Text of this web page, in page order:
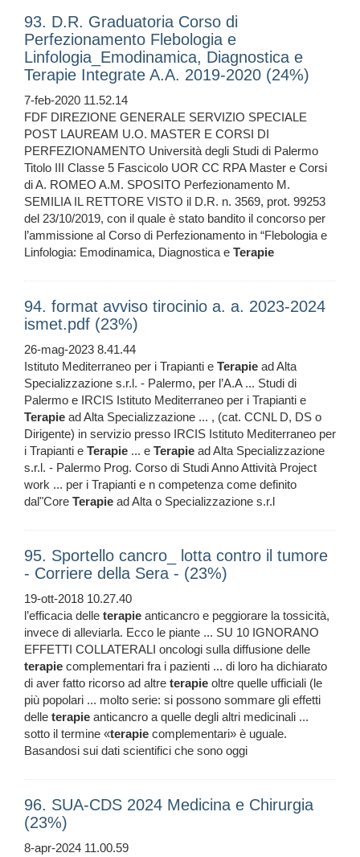
93. D.R. Graduatoria Corso di
Perfezionamento Flebologia e
Linfologia_Emodinamica, Diagnostica e
Terapie Integrate A.A. 2019-2020 (24%)
7-feb-2020 11.52.14
FDF DIREZIONE GENERALE SERVIZIO SPECIALE
POST LAUREAM U.O. MASTER E CORSI DI
PERFEZIONAMENTO Università degli Studi di Palermo
Titolo III Classe 5 Fascicolo UOR CC RPA Master e Corsi
di A. ROMEO A.M. SPOSITO Perfezionamento M.
SEMILIA IL RETTORE VISTO il D.R. n. 3569, prot. 99253
del 23/10/2019, con il quale è stato bandito il concorso per
l’ammissione al Corso di Perfezionamento in “Flebologia e
Linfologia: Emodinamica, Diagnostica e Terapie
94. format avviso tirocinio a. a. 2023-2024
ismet.pdf (23%)
26-mag-2023 8.41.44
Istituto Mediterraneo per i Trapianti e Terapie ad Alta
Specializzazione s.r.l. - Palermo, per l’A.A ... Studi di
Palermo e IRCIS Istituto Mediterraneo per i Trapianti e
Terapie ad Alta Specializzazione ... , (cat. CCNL D, DS o
Dirigente) in servizio presso IRCIS Istituto Mediterraneo per
i Trapianti e Terapie ... e Terapie ad Alta Specializzazione
s.r.l. - Palermo Prog. Corso di Studi Anno Attività Project
work ... per i Trapianti e n competenza come definito
dal"Core Terapie ad Alta o Specializzazione s.r.l
95. Sportello cancro_ lotta contro il tumore
- Corriere della Sera - (23%)
19-ott-2018 10.27.40
l’efficacia delle terapie anticancro e peggiorare la tossicità,
invece di alleviarla. Ecco le piante ... SU 10 IGNORANO
EFFETTI COLLATERALI oncologi sulla diffusione delle
terapie complementari fra i pazienti ... di loro ha dichiarato
di aver fatto ricorso ad altre terapie oltre quelle ufficiali (le
più popolari ... molto serie: si possono sommare gli effetti
delle terapie anticancro a quelle degli altri medicinali ...
sotto il termine «terapie complementari» è uguale.
Basandosi sui dati scientifici che sono oggi
96. SUA-CDS 2024 Medicina e Chirurgia
(23%)
8-apr-2024 11.00.59